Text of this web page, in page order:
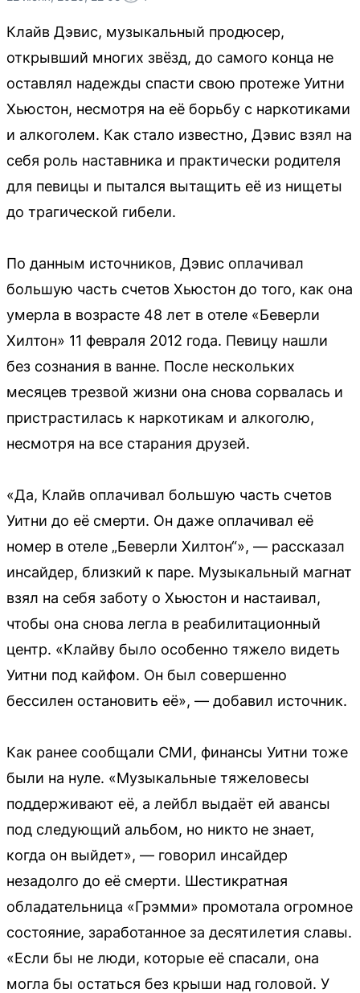
Клайв Дэвис, музыкальный продюсер,
открывший многих звёзд, до самого конца не
оставлял надежды спасти свою протеже Уитни
Хьюстон, несмотря на её борьбу с наркотиками
и алкоголем. Как стало известно, Дэвис взял на
себя роль наставника и практически родителя
для певицы и пытался вытащить её из нищеты
до трагической гибели.
По данным источников, Дэвис оплачивал
большую часть счетов Хьюстон до того, как она
умерла в возрасте 48 лет в отеле «Беверли
Хилтон» 11 февраля 2012 года. Певицу нашли
без сознания в ванне. После нескольких
месяцев трезвой жизни она снова сорвалась и
пристрастилась к наркотикам и алкоголю,
несмотря на все старания друзей.
«Да, Клайв оплачивал большую часть счетов
Уитни до её смерти. Он даже оплачивал её
номер в отеле „Беверли Хилтон“», — рассказал
инсайдер, близкий к паре. Музыкальный магнат
взял на себя заботу о Хьюстон и настаивал,
чтобы она снова легла в реабилитационный
центр. «Клайву было особенно тяжело видеть
Уитни под кайфом. Он был совершенно
бессилен остановить её», — добавил источник.
Как ранее сообщали СМИ, финансы Уитни тоже
были на нуле. «Музыкальные тяжеловесы
поддерживают её, а лейбл выдаёт ей авансы
под следующий альбом, но никто не знает,
когда он выйдет», — говорил инсайдер
незадолго до её смерти. Шестикратная
обладательница «Грэмми» промотала огромное
состояние, заработанное за десятилетия славы.
«Если бы не люди, которые её спасали, она
могла бы остаться без крыши над головой. У